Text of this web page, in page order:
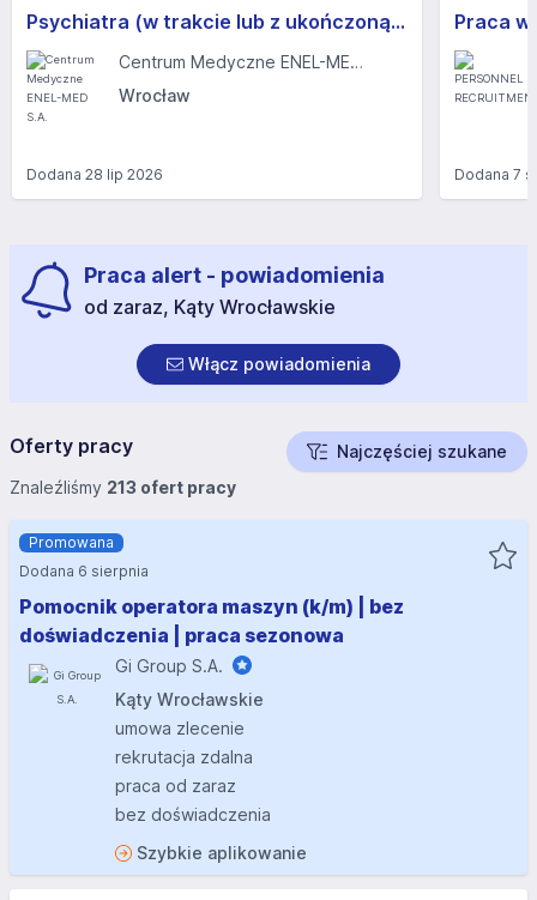
Psychiatra (w trakcie lub z ukończoną specjalizacją) (k/m)
Centrum Medyczne ENEL-MED S.A.
Wrocław
Dodana 28 lip 2026 Dodana7
Praca alert - powiadomienia
od zaraz, Kąty Wrocławskie
Włącz powiadomienia
Oferty pracy
Najczęściej szukane
Znaleźliśmy 213 ofert pracy
Pomocnik operatora maszyn (k/m) | bez
doświadczenia | praca sezonowa
Gi Group S.A.
Kąty Wrocławskie
umowa zlecenie
rekrutacja zdalna
praca od zaraz
bez doświadczenia
Szybkie aplikowanie
Promowana
Dodana 6 sierpnia